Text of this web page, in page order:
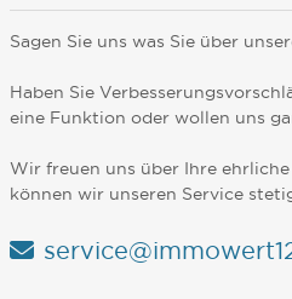
Sagen Sie uns was Sie über
Haben Sie
eine Funktion oder wollen uns
Wir freuen uns über Ihre
können wir unseren Service